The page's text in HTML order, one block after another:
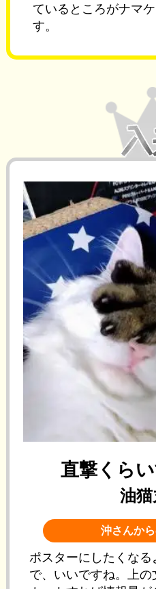
ているところがナマ
す。
直撃くら
油
沖さんか
ポスターにしたくなる
で、いいですね。上